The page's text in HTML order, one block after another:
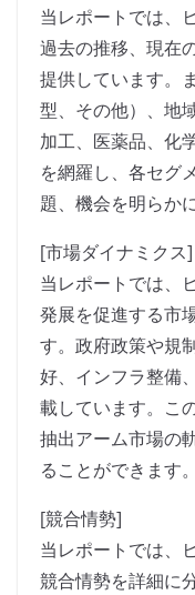
当レポートでは、
過去の推移、現在
提供しています。
型、その他）、地
加工、医薬品、化
を網羅し、各セグ
題、機会を明らか
[市場ダイナミクス]
当レポートでは、
発展を促進する市
す。政府政策や規
好、インフラ整備
載しています。こ
抽出アーム市場の
ることができます。
[競合情勢]
当レポートでは、
競合情勢を詳細に